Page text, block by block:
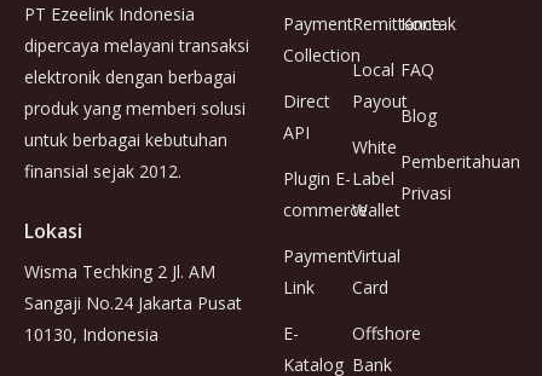
PT Ezeelink Indonesia
dipercaya melayani transaksi
elektronik dengan berbagai
produk yang memberi solusi
untuk berbagai kebutuhan
finansial sejak 2012.
Lokasi
Wisma Techking 2 Jl. AM
Sangaji No.24 Jakarta Pusat
10130, Indonesia
Payment
Collection
Direct
API
Plugin E-
commerce
Payment
Link
E-
Katalog
Remittance
Local
Payout
White
Label
Wallet
Virtual
Card
Offshore
Bank
Kontak
FAQ
Blog
Pemberitahuan
Privasi